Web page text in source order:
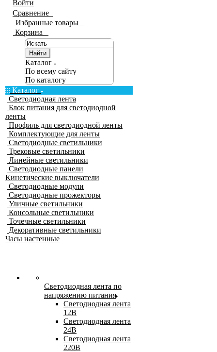
Войти
Сравнение
Избранные товары
Корзина
Найти
Каталог
По всему сайту
По каталогу
Каталог
Светодиодная лента
Блок питания для светодиодной
ленты
Профиль для светодиодной ленты
Комплектующие для ленты
Светодиодные светильники
Трековые светильники
Линейные светильники
Светодиодные панели
Кинетические выключатели
Светодиодные модули
Светодиодные прожекторы
Уличные светильники
Консольные светильники
Точечные светильники
Декоративные светильники
Часы настенные
Светодиодная лента по
напряжению питания
Светодиодная лента
12В
Светодиодная лента
24В
Светодиодная лента
220В